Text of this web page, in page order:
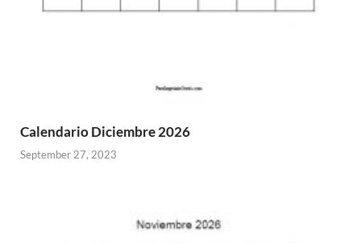
Calendario Diciembre 2026
September 27, 2023